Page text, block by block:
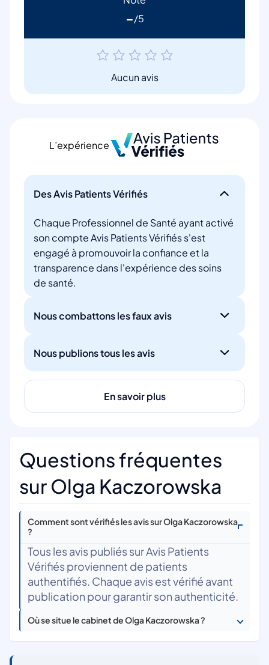
-
Aucun avis
L’expérience
Des Avis Patients Vérifiés
Chaque Professionnel de Santé ayant activé
son compte Avis Patients Vérifiés s'est
engagé à promouvoir la confiance et la
transparence dans l'expérience des soins
de santé.
Nous combattons les faux avis
Nous publions tous les avis
En savoir plus
Questions fréquentes
sur Olga Kaczorowska
Comment sont vérifiés les avis sur Olga Kaczorowska
?
Tous les avis publiés sur Avis Patients
Vérifiés proviennent de patients
authentifiés. Chaque avis est vérifié avant
publication pour garantir son authenticité.
Où se situe le cabinet de Olga Kaczorowska ?